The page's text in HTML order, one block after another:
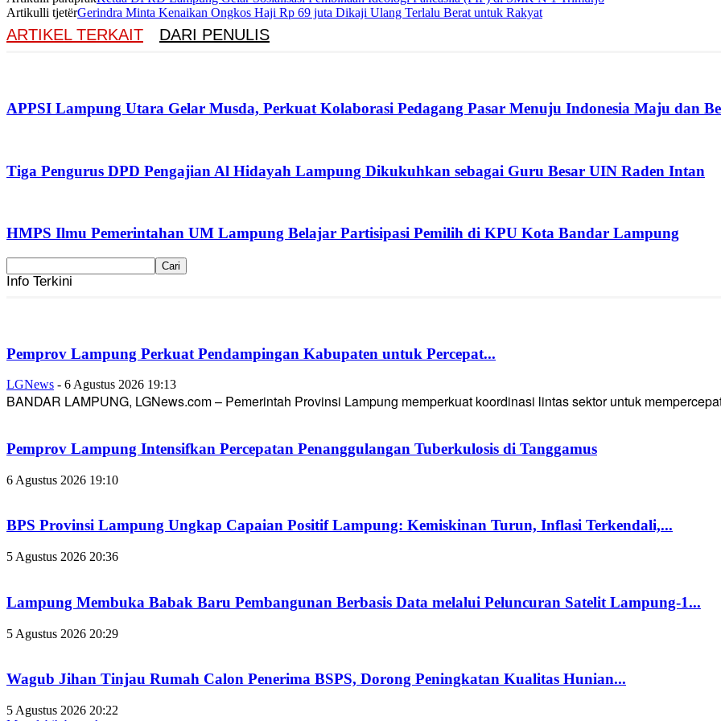
Artikulli tjetërGerindra Minta Kenaikan Ongkos Haji Rp 69 juta Dikaji Ulang Terlalu Berat untuk Rakyat
ARTIKEL TERKAIT DARI PENULIS
APPSI Lampung Utara Gelar Musda, Perkuat Kolaborasi Pedagang Pasar Menuju Indonesia Maju dan
Tiga Pengurus DPD Pengajian Al Hidayah Lampung Dikukuhkan sebagai Guru Besar UIN Raden Intan
HMPS Ilmu Pemerintahan UM Lampung Belajar Partisipasi Pemilih di KPU Kota Bandar Lampung
Info Terkini
Pemprov Lampung Perkuat Pendampingan Kabupaten untuk Percepat...
LGNews - 6 Agustus 2026 19:13
BANDAR LAMPUNG, LGNews.com – Pemerintah Provinsi Lampung memperkuat koordinasi lintas sektor untuk
Pemprov Lampung Intensifkan Percepatan Penanggulangan Tuberkulosis di Tanggamus
6 Agustus 2026 19:10
BPS Provinsi Lampung Ungkap Capaian Positif Lampung: Kemiskinan Turun, Inflasi Terkendali,...
5 Agustus 2026 20:36
Lampung Membuka Babak Baru Pembangunan Berbasis Data melalui Peluncuran Satelit Lampung-1...
5 Agustus 2026 20:29
Wagub Jihan Tinjau Rumah Calon Penerima BSPS, Dorong Peningkatan Kualitas Hunian...
5 Agustus 2026 20:22